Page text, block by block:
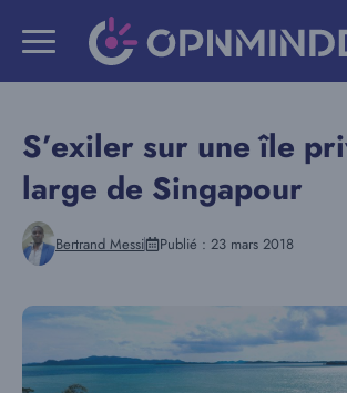
S’exiler sur une île
large de Singapour
Bertrand Messi Publié : 23 mars 2018